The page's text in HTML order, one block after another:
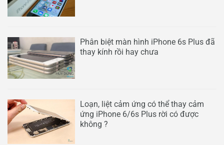
Phân biệt màn hình iPhone 6s Plus đã
thay kính rồi hay chưa
Loạn, liệt cảm ứng có thể thay cảm
ứng iPhone 6/6s Plus rời có được
không ?